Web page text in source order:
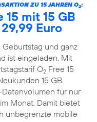
ZU 15 JAHREN O2:
15 mit 15 GB
Euro
Geburtstag und ganz
ist eingeladen. Mit
O2Free 15
15 GB
für nur
Monat. Damit bietet
unbegrenzte mobile